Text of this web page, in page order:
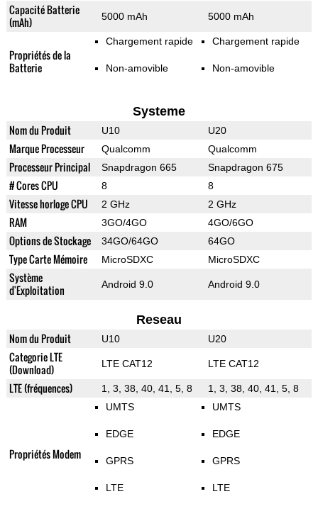
Capacité Batterie
(mAh)
5000 mAh 5000 mAh
Propriétés de la
Batterie
Chargement rapide
Non-amovible
Chargement rapide
Non-amovible
Systeme
Nom du Produit U10 U20
Marque Processeur Qualcomm Qualcomm
Processeur Principal Snapdragon 665 Snapdragon 675
# Cores CPU 8 8
Vitesse horloge CPU 2 GHz 2 GHz
RAM 3GO/4GO 4GO/6GO
Options de Stockage 34GO/64GO 64GO
Type Carte Mémoire MicroSDXC MicroSDXC
Système
d'Exploitation
Android 9.0 Android 9.0
Reseau
Nom du Produit U10 U20
Categorie LTE
(Download)
LTE CAT12 LTE CAT12
LTE (fréquences) 1, 3, 38, 40, 41, 5, 8 1, 3, 38, 40, 41, 5, 8
Propriétés Modem
UMTS
EDGE
GPRS
LTE
UMTS
EDGE
GPRS
LTE